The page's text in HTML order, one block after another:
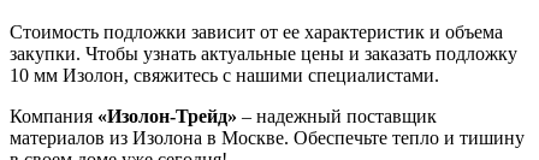
Стоимость подложки зависит от ее характеристик и объема
закупки. Чтобы узнать актуальные цены и заказать подложку
10 мм Изолон, свяжитесь с нашими специалистами.
Компания «Изолон-Трейд» – надежный поставщик
материалов из Изолона в Москве. Обеспечьте тепло и тишину